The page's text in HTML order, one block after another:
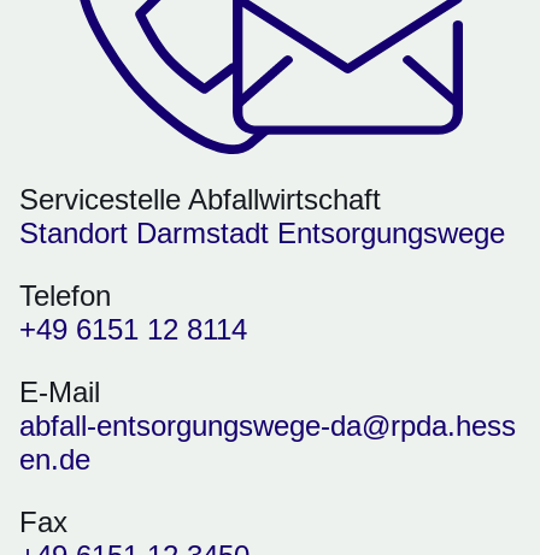
Servicestelle Abfallwirtschaft
Standort Darmstadt Entsorgungswege
Telefon
+49 6151 12 8114
E-Mail
abfall-entsorgungswege-da@rpda.hess
en.de
Fax